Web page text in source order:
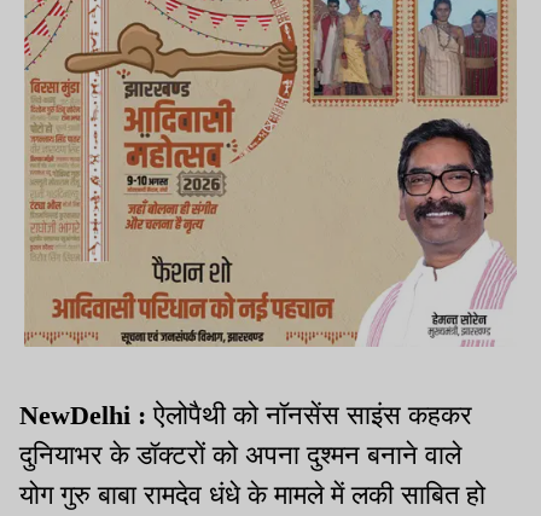
NewDelhi : ऐलोपैथी को नॉनसेंस साइंस कहकर
दुनियाभर के डॉक्टरों को अपना दुश्मन बनाने वाले
योग गुरु बाबा रामदेव धंधे के मामले में लकी साबित हो